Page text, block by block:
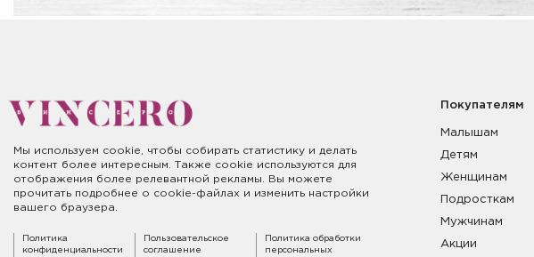
Мы используем cookie, чтобы собирать статистику и делать
контент более интересным. Также cookie используются для
отображения более релевантной рекламы. Вы можете
прочитать подробнее о cookie-файлах и изменить настройки
вашего браузера.
Политика
конфиденциальности
Пользовательское
соглашение
Политика обработки
персональных
Покупателям
Малышам
Детям
Женщинам
Подросткам
Мужчинам
Акции